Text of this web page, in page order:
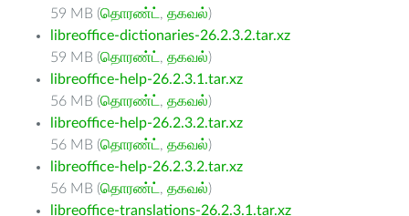
59 MB (தொரண்ட் , தகவல்)
libreoffice-dictionaries-26.2.3.2.tar.xz
59 MB (தொரண்ட் , தகவல்)
libreoffice-help-26.2.3.1.tar.xz
56 MB (தொரண்ட் , தகவல்)
libreoffice-help-26.2.3.2.tar.xz
56 MB (தொரண்ட் , தகவல்)
libreoffice-help-26.2.3.2.tar.xz
56 MB (தொரண்ட் , தகவல்)
libreoffice-translations-26.2.3.1.tar.xz